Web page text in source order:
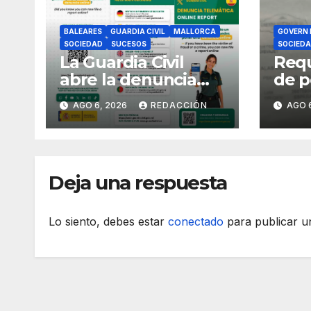
BALEARES GUARDIA CIVIL
MALLORCA
SOCIEDAD
SUCESOS
La Guardia Civil
abre la denuncia
telemática a los
ciudadanos
europeos
AGO 6, 2026 REDACCIÓN
GOVERN
de
AGO
Deja una respuesta
Lo siento, debes estar conectado para publicar